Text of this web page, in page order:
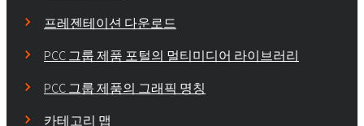
프레젠테이션 다운로드
PCC 그룹 제품 포털의 멀티미디어 라이브러리
PCC 그룹 제품의 그래픽 명칭
카테고리 맵